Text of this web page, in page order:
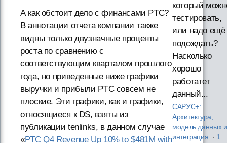
А как обстоит дело с финансами PTC?
В аннотации отчета компании также
видны только двузначные проценты
роста по сравнению с
соответствующим кварталом прошлого
года, но приведенные ниже графики
выручки и прибыли PTC совсем не
плоские. Эти графики, как и графики,
относящиеся к DS, взяты из
публикации tenlinks, в данном случае
«PTC Q4 Revenue Up 10% to $481M with
который
тестировать,
или надо ещё
подождать?
Насколько
хорошо
работатет
данный...
САРУС+:
Архитектура,
модель данных и
интеграция · 1